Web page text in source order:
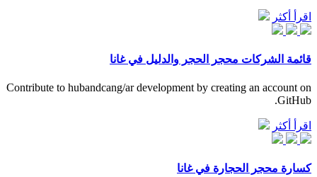
اقرأ أكثر
قائمة الشركات محجر الحجر والدليل في غانا
Contribute to hubandcang/ar development by creating an account on
GitHub.
اقرأ أكثر
كسارة محجر الحجارة في غانا